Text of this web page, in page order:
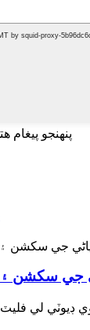
پنهنجو پيغام
جي سکشن ۽